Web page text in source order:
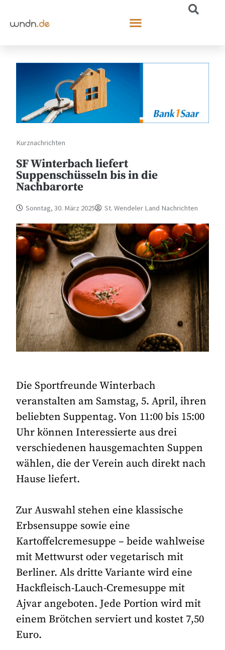
Kurznachrichten
SF Winterbach liefert
Suppenschüsseln bis in die
Nachbarorte
Sonntag, 30. März 2025 St. Wendeler Land Nachrichten
Die Sportfreunde Winterbach
veranstalten am Samstag, 5. April, ihren
beliebten Suppentag. Von 11:00 bis 15:00
Uhr können Interessierte aus drei
verschiedenen hausgemachten Suppen
wählen, die der Verein auch direkt nach
Hause liefert.
Zur Auswahl stehen eine klassische
Erbsensuppe sowie eine
Kartoffelcremesuppe – beide wahlweise
mit Mettwurst oder vegetarisch mit
Berliner. Als dritte Variante wird eine
Hackfleisch-Lauch-Cremesuppe mit
Ajvar angeboten. Jede Portion wird mit
einem Brötchen serviert und kostet 7,50
Euro.